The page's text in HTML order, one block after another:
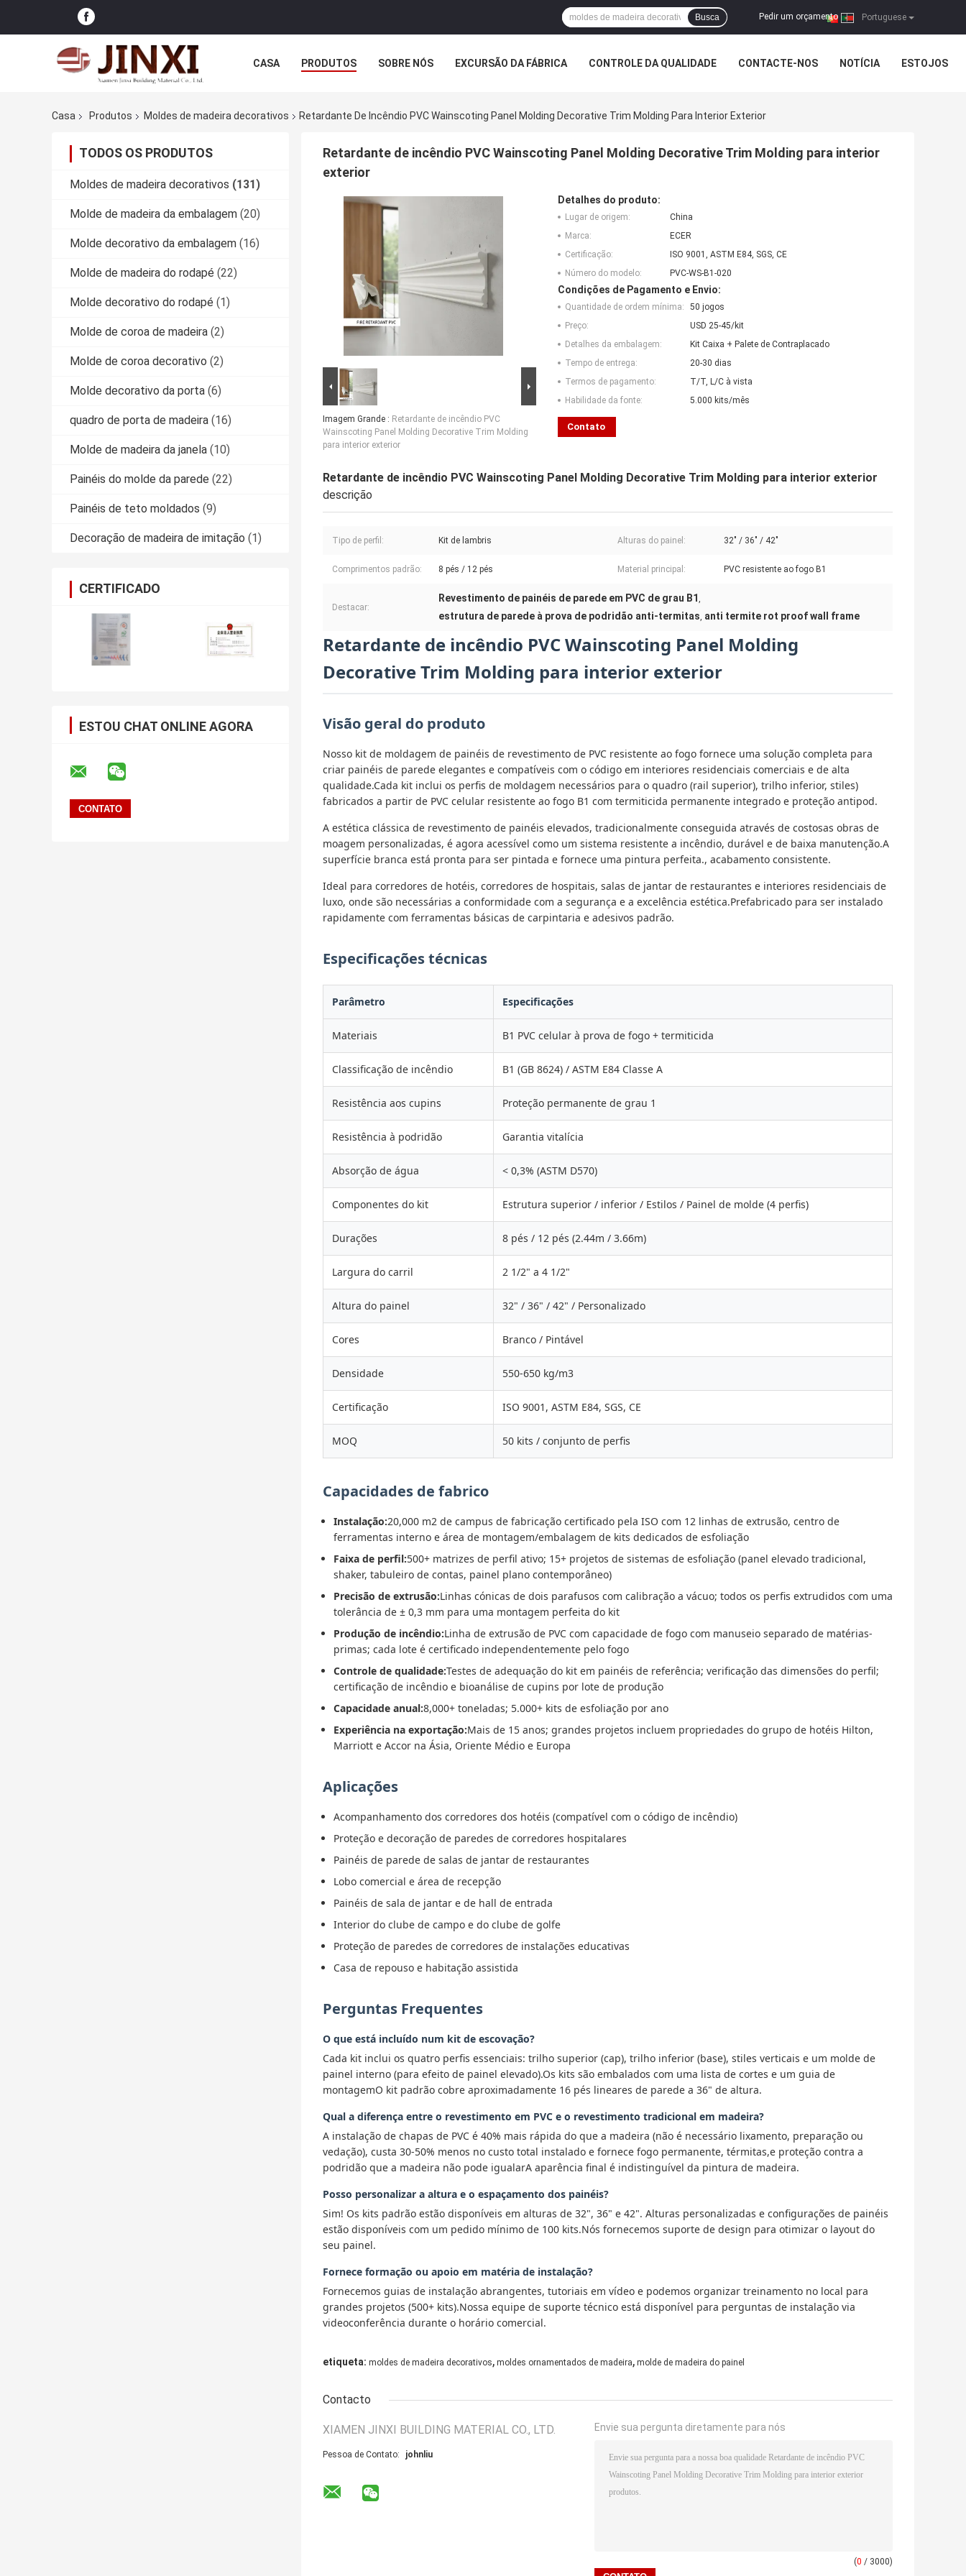
Portuguese
Pedir um orçamento |
Busca
CASA PRODUTOS SOBRE NÓS EXCURSÃO DA FÁBRICA CONTROLE DA QUALIDADE CONTACTE-NOS NOTÍCIA ESTOJOS
Casa Produtos Moldes de madeira decorativos Retardante De Incêndio PVC Wainscoting Panel Molding Decorative Trim Molding Para Interior Exterior
TODOS OS PRODUTOS
Moldes de madeira decorativos (131)
Molde de madeira da embalagem (20)
Molde decorativo da embalagem (16)
Molde de madeira do rodapé (22)
Molde decorativo do rodapé (1)
Molde de coroa de madeira (2)
Molde de coroa decorativo (2)
Molde decorativo da porta (6)
quadro de porta de madeira (16)
Molde de madeira da janela (10)
Painéis do molde da parede (22)
Painéis de teto moldados (9)
Decoração de madeira de imitação (1)
CERTIFICADO
ESTOU CHAT ONLINE AGORA
Retardante de incêndio PVC Wainscoting Panel Molding Decorative Trim Molding para interior
exterior
Imagem Grande : Retardante de incêndio PVC
Wainscoting Panel Molding Decorative Trim Molding
para interior exterior
Detalhes do produto:
Lugar de origem:
China
Marca:
ECER
Certificação:
ISO 9001, ASTM E84, SGS, CE
Número do modelo:
PVC-WS-B1-020
Condições de Pagamento e Envio:
Quantidade de ordem mínima:
50 jogos
Preço:
USD 25-45/kit
Detalhes da embalagem:
Kit Caixa + Palete de Contraplacado
Tempo de entrega:
20-30 dias
Termos de pagamento:
T/T, L/C à vista
Habilidade da fonte:
5.000 kits/mês
Contato
Retardante de incêndio PVC Wainscoting Panel Molding Decorative Trim Molding para interior exterior
descrição
Tipo de perfil: Kit de lambris Alturas do painel: 32" / 36" / 42"
Comprimentos padrão: 8 pés / 12 pés Material principal: PVC resistente ao fogo B1
Destacar:
Revestimento de painéis de parede em PVC de grau B1 ,
estrutura de parede à prova de podridão anti-termitas, anti termite rot proof wall frame
Retardante de incêndio PVC Wainscoting Panel Molding
Decorative Trim Molding para interior exterior
Visão geral do produto
Nosso kit de moldagem de painéis de revestimento de PVC resistente ao fogo fornece uma solução completa para
criar painéis de parede elegantes e compatíveis com o código em interiores residenciais comerciais e de alta
qualidade.Cada kit inclui os perfis de moldagem necessários para o quadro (rail superior), trilho inferior, stiles)
fabricados a partir de PVC celular resistente ao fogo B1 com termiticida permanente integrado e proteção antipod.
A estética clássica de revestimento de painéis elevados, tradicionalmente conseguida através de costosas obras de
moagem personalizadas, é agora acessível como um sistema resistente a incêndio, durável e de baixa manutenção.A
superfície branca está pronta para ser pintada e fornece uma pintura perfeita., acabamento consistente.
Ideal para corredores de hotéis, corredores de hospitais, salas de jantar de restaurantes e interiores residenciais de
luxo, onde são necessárias a conformidade com a segurança e a excelência estética.Prefabricado para ser instalado
rapidamente com ferramentas básicas de carpintaria e adesivos padrão.
Especificações técnicas
Parâmetro Especificações
Materiais B1 PVC celular à prova de fogo + termiticida
Classificação de incêndio B1 (GB 8624) / ASTM E84 Classe A
Resistência aos cupins Proteção permanente de grau 1
Resistência à podridão Garantia vitalícia
Absorção de água < 0,3% (ASTM D570)
Componentes do kit Estrutura superior / inferior / Estilos / Painel de molde (4 perfis)
Durações 8 pés / 12 pés (2.44m / 3.66m)
Largura do carril 2 1/2" a 4 1/2"
Altura do painel 32" / 36" / 42" / Personalizado
Cores Branco / Pintável
Densidade 550-650 kg/m3
Certificação ISO 9001, ASTM E84, SGS, CE
MOQ 50 kits / conjunto de perfis
Capacidades de fabrico
Instalação:20,000 m2 de campus de fabricação certificado pela ISO com 12 linhas de extrusão, centro de
ferramentas interno e área de montagem/embalagem de kits dedicados de esfoliação
Faixa de perfil:500+ matrizes de perfil ativo; 15+ projetos de sistemas de esfoliação (panel elevado tradicional,
shaker, tabuleiro de contas, painel plano contemporâneo)
Precisão de extrusão:Linhas cónicas de dois parafusos com calibração a vácuo; todos os perfis extrudidos com uma
tolerância de ± 0,3 mm para uma montagem perfeita do kit
Produção de incêndio:Linha de extrusão de PVC com capacidade de fogo com manuseio separado de matérias-
primas; cada lote é certificado independentemente pelo fogo
Controle de qualidade:Testes de adequação do kit em painéis de referência; verificação das dimensões do perfil;
certificação de incêndio e bioanálise de cupins por lote de produção
Capacidade anual:8,000+ toneladas; 5.000+ kits de esfoliação por ano
Experiência na exportação:Mais de 15 anos; grandes projetos incluem propriedades do grupo de hotéis Hilton,
Marriott e Accor na Ásia, Oriente Médio e Europa
Aplicações
Acompanhamento dos corredores dos hotéis (compatível com o código de incêndio)
Proteção e decoração de paredes de corredores hospitalares
Painéis de parede de salas de jantar de restaurantes
Lobo comercial e área de recepção
Painéis de sala de jantar e de hall de entrada
Interior do clube de campo e do clube de golfe
Proteção de paredes de corredores de instalações educativas
Casa de repouso e habitação assistida
Perguntas Frequentes
O que está incluído num kit de escovação?
Cada kit inclui os quatro perfis essenciais: trilho superior (cap), trilho inferior (base), stiles verticais e um molde de
painel interno (para efeito de painel elevado).Os kits são embalados com uma lista de cortes e um guia de
montagemO kit padrão cobre aproximadamente 16 pés lineares de parede a 36" de altura.
Qual a diferença entre o revestimento em PVC e o revestimento tradicional em madeira?
A instalação de chapas de PVC é 40% mais rápida do que a madeira (não é necessário lixamento, preparação ou
vedação), custa 30-50% menos no custo total instalado e fornece fogo permanente, térmitas,e proteção contra a
podridão que a madeira não pode igualarA aparência final é indistinguível da pintura de madeira.
Posso personalizar a altura e o espaçamento dos painéis?
Sim! Os kits padrão estão disponíveis em alturas de 32", 36" e 42". Alturas personalizadas e configurações de painéis
estão disponíveis com um pedido mínimo de 100 kits.Nós fornecemos suporte de design para otimizar o layout do
seu painel.
Fornece formação ou apoio em matéria de instalação?
Fornecemos guias de instalação abrangentes, tutoriais em vídeo e podemos organizar treinamento no local para
grandes projetos (500+ kits).Nossa equipe de suporte técnico está disponível para perguntas de instalação via
videoconferência durante o horário comercial.
etiqueta: moldes de madeira decorativos, moldes ornamentados de madeira, molde de madeira do painel
Contacto
XIAMEN JINXI BUILDING MATERIAL CO., LTD.
Pessoa de Contato: johnliu
Envie sua pergunta diretamente para nós
(0 / 3000)